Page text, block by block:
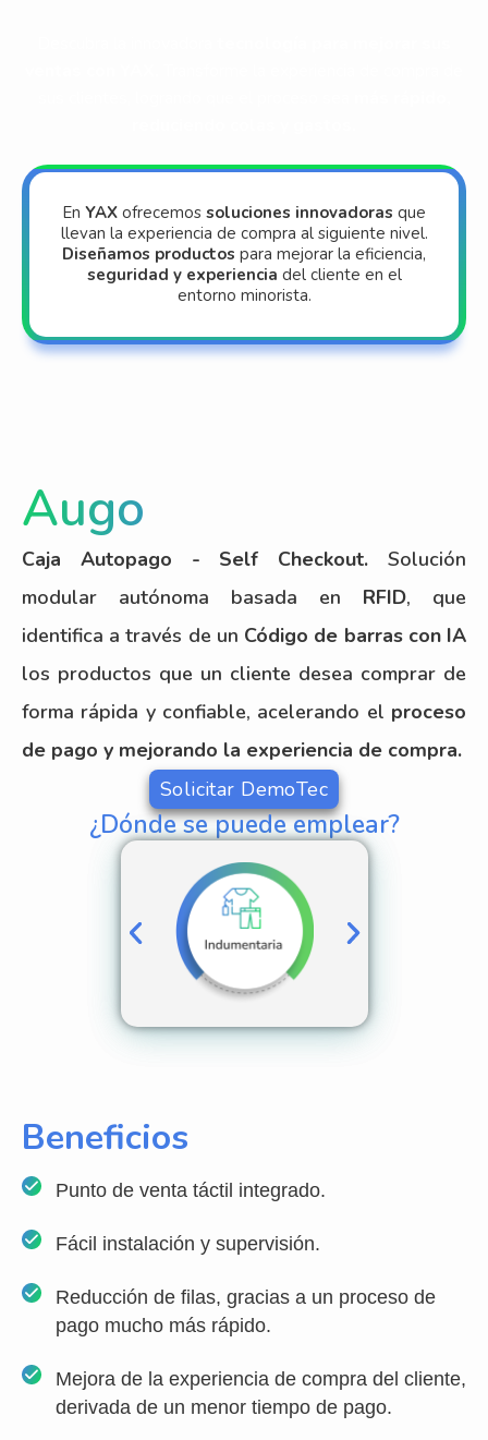
En YAX ofrecemos soluciones innovadoras que
llevan la experiencia de compra al siguiente nivel.
Diseñamos productos para mejorar la eficiencia,
seguridad y experiencia del cliente en el
entorno minorista.
Augo
Caja Autopago - Self Checkout. Solución
modular autónoma basada en RFID, que
identifica a través de un Código de barras con IA
los productos que un cliente desea comprar de
forma rápida y confiable, acelerando el proceso
de pago y mejorando la experiencia de compra.
Solicitar DemoTec
¿Dónde se puede emplear?
Beneficios
Punto de venta táctil integrado.
Fácil instalación y supervisión.
Reducción de filas, gracias a un proceso de
pago mucho más rápido.
Mejora de la experiencia de compra del cliente,
derivada de un menor tiempo de pago.